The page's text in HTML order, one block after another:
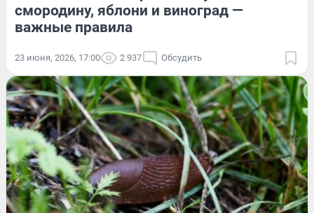
смородину, яблони и виноград —
важные правила
23 июня, 2026, 17:00 2 937 Обсудить